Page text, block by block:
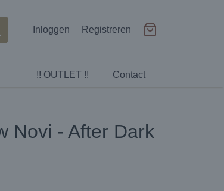
Inloggen Registreren
Contact
!! OUTLET !!
Novi - After Dark